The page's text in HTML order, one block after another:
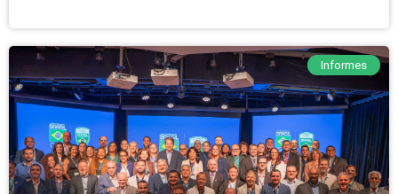
Informes